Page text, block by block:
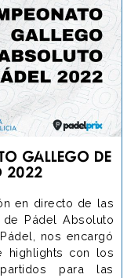
Gallego de
en directo de las
Pádel Absoluto
nos encargó
highlights con los
para las